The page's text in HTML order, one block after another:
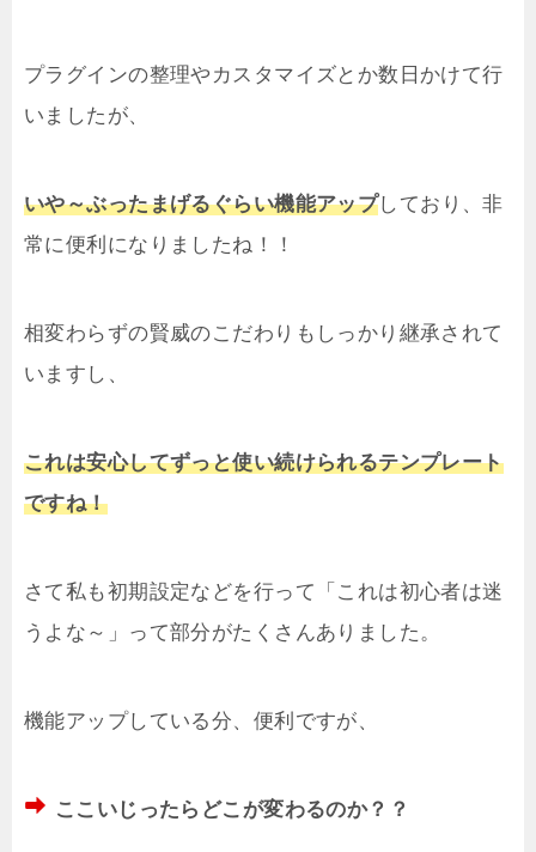
プラグインの整理やカスタマイズとか数日かけて行
いましたが、
いや～ぶったまげるぐらい機能アップしており、非
常に便利になりましたね！！
相変わらずの賢威のこだわりもしっかり継承されて
いますし、
これは安心してずっと使い続けられるテンプレート
ですね！
さて私も初期設定などを行って「これは初心者は迷
うよな～」って部分がたくさんありました。
機能アップしている分、便利ですが、
ここいじったらどこが変わるのか？？